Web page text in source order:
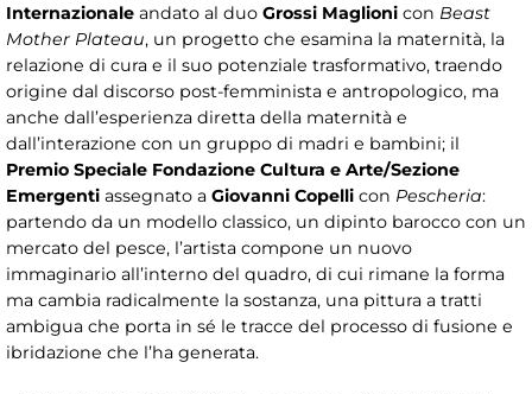
Internazionale andato al duo Grossi Maglioni con Beast
Mother Plateau, un progetto che esamina la maternità, la
relazione di cura e il suo potenziale trasformativo, traendo
origine dal discorso post-femminista e antropologico, ma
anche dall’esperienza diretta della maternità e
dall’interazione con un gruppo di madri e bambini; il
Premio Speciale Fondazione Cultura e Arte/Sezione
Emergenti assegnato a Giovanni Copelli con Pescheria:
partendo da un modello classico, un dipinto barocco con un
mercato del pesce, l’artista compone un nuovo
immaginario all’interno del quadro, di cui rimane la forma
ma cambia radicalmente la sostanza, una pittura a tratti
ambigua che porta in sé le tracce del processo di fusione e
ibridazione che l’ha generata.